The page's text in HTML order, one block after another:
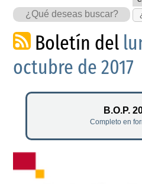
Boletín del
octubre de 2017
B.O.P.
Completo en